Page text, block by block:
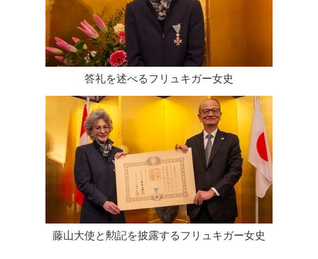
答礼を述べるフリュキガー女史
藤山大使と勲記を披露するフリュキガー女史